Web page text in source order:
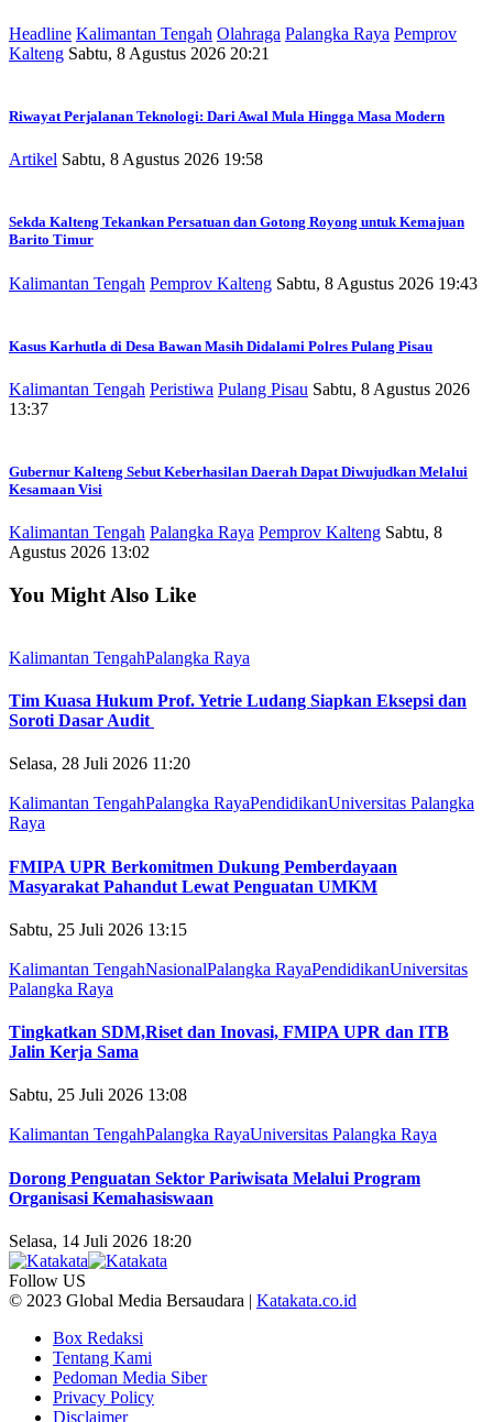
Headline Kalimantan Tengah Olahraga Palangka Raya Pemprov
Kalteng Sabtu, 8 Agustus 2026 20:21
Riwayat Perjalanan Teknologi: Dari Awal Mula Hingga Masa Modern
Artikel Sabtu, 8 Agustus 2026 19:58
Sekda Kalteng Tekankan Persatuan dan Gotong Royong untuk Kemajuan
Barito Timur
Kalimantan Tengah Pemprov Kalteng Sabtu, 8 Agustus 2026 19:43
Kasus Karhutla di Desa Bawan Masih Didalami Polres Pulang Pisau
Kalimantan Tengah Peristiwa Pulang Pisau Sabtu, 8 Agustus 2026
13:37
Gubernur Kalteng Sebut Keberhasilan Daerah Dapat Diwujudkan Melalui
Kesamaan Visi
Kalimantan Tengah Palangka Raya Pemprov Kalteng Sabtu, 8
Agustus 2026 13:02
You Might Also Like
Kalimantan TengahPalangka Raya
Tim Kuasa Hukum Prof. Yetrie Ludang Siapkan Eksepsi dan
Soroti Dasar Audit
Selasa, 28 Juli 2026 11:20
Kalimantan TengahPalangka RayaPendidikanUniversitas Palangka
Raya
FMIPA UPR Berkomitmen Dukung Pemberdayaan
Masyarakat Pahandut Lewat Penguatan UMKM
Sabtu, 25 Juli 2026 13:15
Kalimantan TengahNasionalPalangka RayaPendidikanUniversitas
Palangka Raya
Tingkatkan SDM,Riset dan Inovasi, FMIPA UPR dan ITB
Jalin Kerja Sama
Sabtu, 25 Juli 2026 13:08
Kalimantan TengahPalangka RayaUniversitas Palangka Raya
Dorong Penguatan Sektor Pariwisata Melalui Program
Organisasi Kemahasiswaan
Selasa, 14 Juli 2026 18:20
Follow US
© 2023 Global Media Bersaudara | Katakata.co.id
Box Redaksi
Tentang Kami
Pedoman Media Siber
Privacy Policy
Disclaimer